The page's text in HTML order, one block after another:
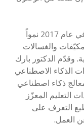
شهدت علامة إل جي ThinQ منذ إطلاقها في عام 2017 نمواً
والغسالات
وقدّم الدكتور بارك
الذكاء الاصطناعي
ذكاء اصطناعي
التعليم المعزّز
التعرف على
عن العمل.